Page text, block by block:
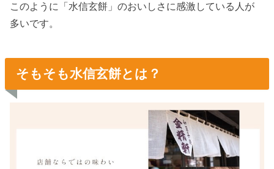
このように「水信玄餅」のおいしさに感激している人が
多いです。
そもそも水信玄餅とは？